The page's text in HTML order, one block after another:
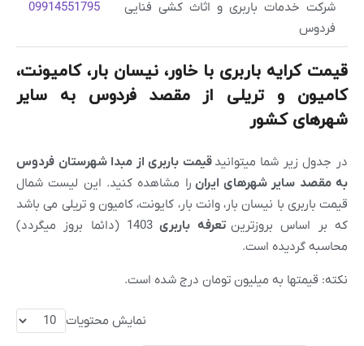
شرکت خدمات باربری و اثاث کشی فنایی
فردوس
09914551795
قیمت کرایه باربری با خاور، نیسان بار، کامیونت،
کامیون و تریلی از مقصد فردوس به سایر
شهرهای کشور
در جدول زیر شما میتوانید قیمت باربری از مبدا شهرستان فردوس
به مقصد سایر شهرهای ایران را مشاهده کنید. این لیست شمال
قیمت باربری با نیسان بار، وانت بار، کایونت، کامیون و تریلی می باشد
که بر اساس بروزترینتعرفه باربری
1403 (دائما بروز میگردد)
محاسبه گردیده است.
نکته: قیمتها به میلیون تومان درج شده است.
نمایش محتویات